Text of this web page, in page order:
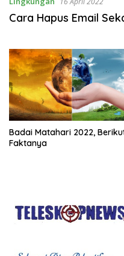
Cara Hapus Email
Badai Matahari 2022,
Faktanya